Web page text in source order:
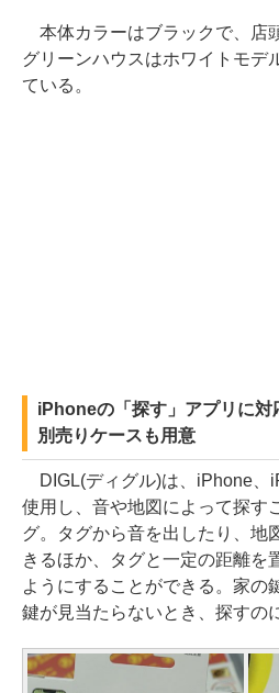
本体カラーはブラックで、店
グリーンハウスはホワイトモデ
ている。
iPhoneの「探す」アプリに対
別売りケースも用意
DIGL(ディグル)は、iPhone、
使用し、音や地図によって探す
グ。タグから音を出したり、地
きるほか、タグと一定の距離を
ようにすることができる。家の
鍵が見当たらないとき、探すの